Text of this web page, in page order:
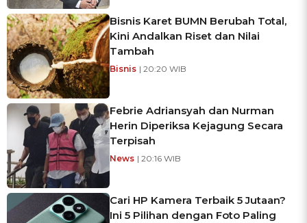
Bisnis Karet BUMN Berubah Total,
Kini Andalkan Riset dan Nilai
Tambah
Bisnis | 20:20 WIB
Febrie Adriansyah dan Nurman
Herin Diperiksa Kejagung Secara
Terpisah
News | 20:16 WIB
Cari HP Kamera Terbaik 5 Jutaan?
Ini 5 Pilihan dengan Foto Paling